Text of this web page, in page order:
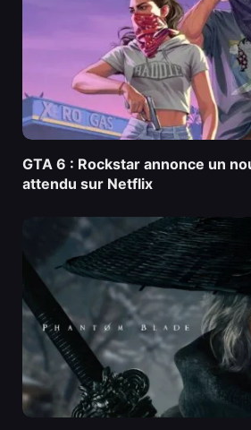
GTA 6 : Rockstar annonce un
attendu sur Netflix